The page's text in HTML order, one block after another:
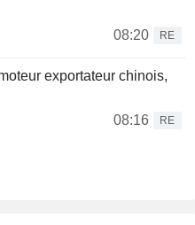
08:20
RE
exportateur chinois,
08:16
RE